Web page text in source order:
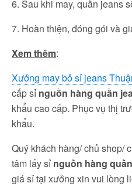
6. Sau khi may, quần jeans
7. Hoàn thiện, đóng gói và
Xem thêm:
Xưởng may bỏ sỉ jeans
cấp sỉ nguồn hàng quần
khẩu cao cấp. Phục vụ thị
khẩu.
Quý khách hàng/ chủ shop/
tâm lấy sỉ nguồn hàng
giá sỉ tại xưởng xin vui lòng